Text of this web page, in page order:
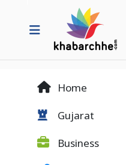
Home
Gujarat
Business